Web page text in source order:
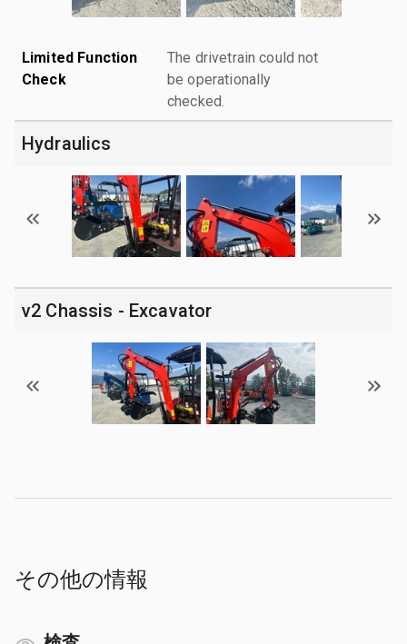
Limited Function
Check
The drivetrain could not
be operationally
checked.
Hydraulics
v2 Chassis - Excavator
その他の情報